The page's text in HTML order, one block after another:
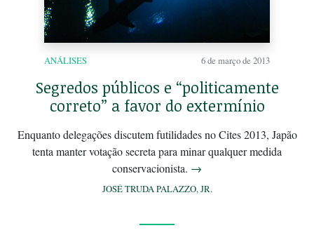
ANÁLISES 6 de março de 2013
Segredos públicos e “politicamente
correto” a favor do extermínio
Enquanto delegações discutem futilidades no Cites 2013, Japão
tenta manter votação secreta para minar qualquer medida
conservacionista. →
JOSÉ TRUDA PALAZZO, JR.